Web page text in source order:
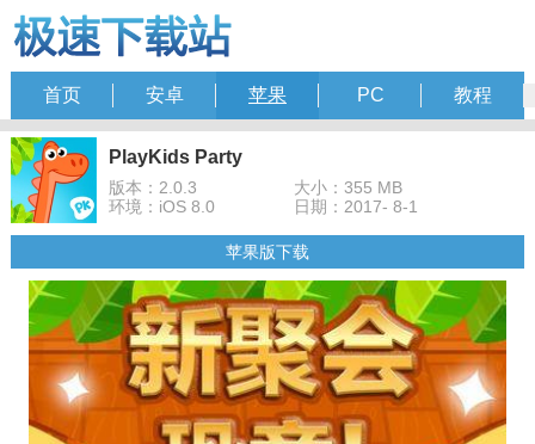
首页 安卓 苹果 PC 教程
PlayKids Party
版本：2.0.3
大小：355 MB
环境：iOS 8.0
日期：2017- 8-1
苹果版下载